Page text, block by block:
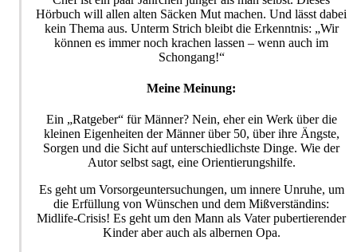
Hörbuch will allen alten Säcken Mut machen. Und lässt dabei
kein Thema aus. Unterm Strich bleibt die Erkenntnis: „Wir
können es immer noch krachen lassen – wenn auch im
Schongang!“
Meine Meinung:
Ein „Ratgeber“ für Männer? Nein, eher ein Werk über die
kleinen Eigenheiten der Männer über 50, über ihre Ängste,
Sorgen und die Sicht auf unterschiedlichste Dinge. Wie der
Autor selbst sagt, eine Orientierungshilfe.
Es geht um Vorsorgeuntersuchungen, um innere Unruhe, um
die Erfüllung von Wünschen und dem Mißverständins:
Midlife-Crisis! Es geht um den Mann als Vater pubertierender
Kinder aber auch als albernen Opa.